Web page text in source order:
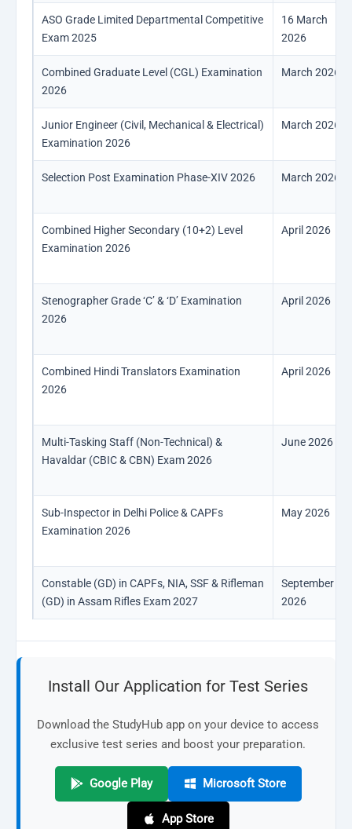
ASO Grade Limited Departmental Competitive
Exam 2025
16 March
2026
Combined Graduate Level (CGL) Examination
2026
March 2026
Junior Engineer (Civil, Mechanical & Electrical)
Examination 2026
March 2026
Selection Post Examination Phase-XIV 2026 March 2026
Combined Higher Secondary (10+2) Level
Examination 2026
April 2026
Stenographer Grade ‘C’ & ‘D’ Examination
2026
April 2026
Combined Hindi Translators Examination
2026
April 2026
Multi-Tasking Staff (Non-Technical) &
Havaldar (CBIC & CBN) Exam 2026
June 2026
Sub-Inspector in Delhi Police & CAPFs
Examination 2026
May 2026
Constable (GD) in CAPFs, NIA, SSF & Rifleman
(GD) in Assam Rifles Exam 2027
September
2026
Install Our Application for Test Series
Download the StudyHub app on your device to access
exclusive test series and boost your preparation.
Google Play Microsoft Store
App Store